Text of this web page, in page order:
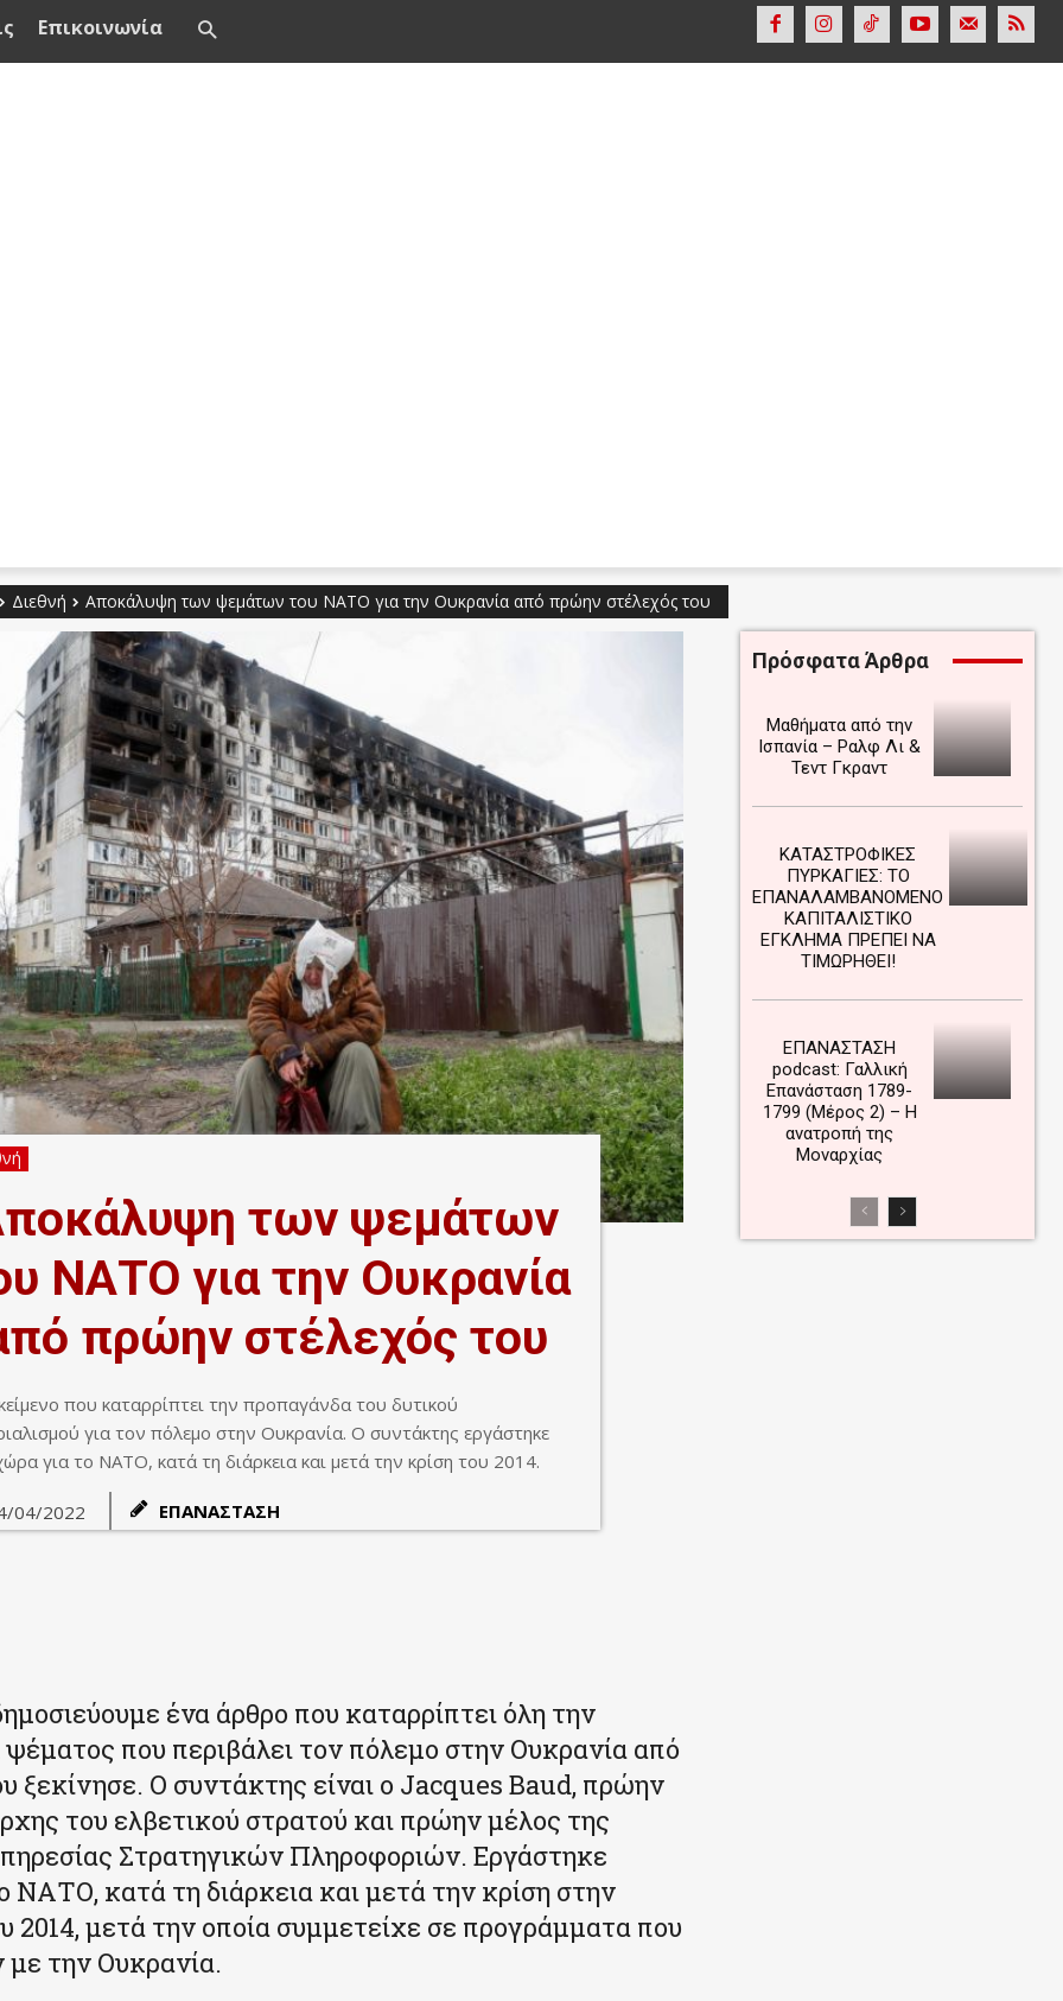
Επικοινωνία
Διεθνή Αποκάλυψη των ψεμάτων του ΝΑΤΟ για την Ουκρανία από πρώην στέλεχός του
των ψεμάτων
ΝΑΤΟ για την Ουκρανία
πρώην στέλεχός του
που καταρρίπτει την προπαγάνδα του δυτικού
για τον πόλεμο στην Ουκρανία. Ο συντάκτης εργάστηκε
για το ΝΑΤΟ, κατά τη διάρκεια και μετά την κρίση του 2014.
04/2022 ΕΠΑΝΑΣΤΑΣΗ
ένα άρθρο που καταρρίπτει όλη την
που περιβάλει τον πόλεμο στην Ουκρανία από
ξεκίνησε. Ο συντάκτης είναι ο Jacques Baud, πρώην
του ελβετικού στρατού και πρώην μέλος της
Στρατηγικών Πληροφοριών. Εργάστηκε
ΝΑΤΟ, κατά τη διάρκεια και μετά την κρίση στην
2014, μετά την οποία συμμετείχε σε προγράμματα που
με την Ουκρανία.
Πρόσφατα Άρθρα
Μαθήματα από την
Ισπανία – Ραλφ Λι &
Τεντ Γκραντ
ΚΑΤΑΣΤΡΟΦΙΚΕΣ
ΠΥΡΚΑΓΙΕΣ: ΤΟ
ΕΠΑΝΑΛΑΜΒΑΝΟΜΕΝΟ
ΚΑΠΙΤΑΛΙΣΤΙΚΟ
ΕΓΚΛΗΜΑ ΠΡΕΠΕΙ ΝΑ
ΤΙΜΩΡΗΘΕΙ!
ΕΠΑΝΑΣΤΑΣΗ
podcast: Γαλλική
Επανάσταση 1789-
1799 (Μέρος 2) – Η
ανατροπή της
Μοναρχίας